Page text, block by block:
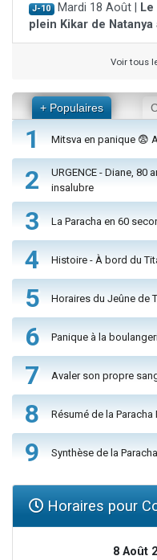
J-10 Mardi 18 Août |
plein Kikar de Natanya
Voir tous
+ Populaires
1 Mitsva en panique 😨
2
URGENCE - Diane, 80
insalubre
3 La Paracha en 60
4 Histoire - À bord du
5 Horaires du Jeûne de
6 Panique à la
7 Avaler son propre
8 Résumé de la
9 Synthèse de la
Horaires pour
8 Août